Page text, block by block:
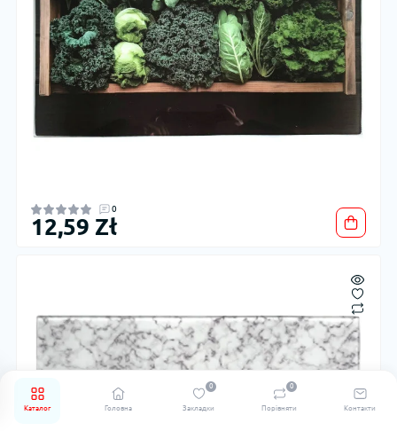
Каталог Головна Закладки
0
Порівняти
0
Контакти
0
12,59 Zł